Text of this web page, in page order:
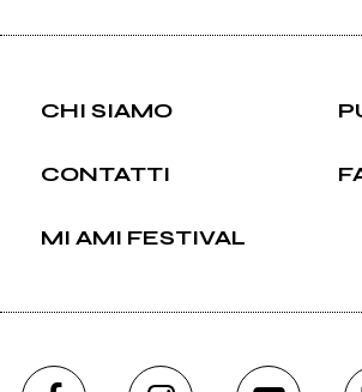
CHI SIAMO
CONTATTI
MI AMI FESTIVAL